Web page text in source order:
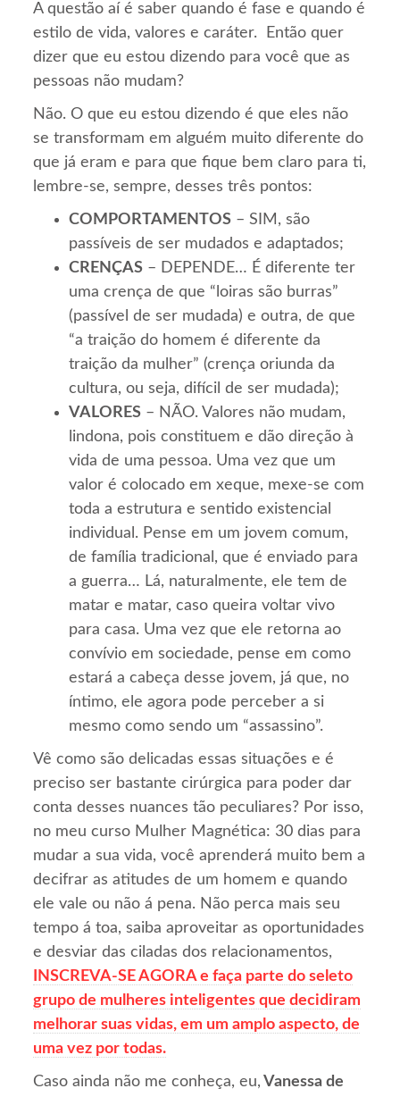
A questão aí é saber quando é fase e quando é
estilo de vida, valores e caráter. Então quer
dizer que eu estou dizendo para você que as
pessoas não mudam?
Não. O que eu estou dizendo é que eles não
se transformam em alguém muito diferente do
que já eram e para que fique bem claro para ti,
lembre-se, sempre, desses três pontos:
COMPORTAMENTOS – SIM, são
passíveis de ser mudados e adaptados;
CRENÇAS – DEPENDE… É diferente ter
uma crença de que “loiras são burras”
(passível de ser mudada) e outra, de que
“a traição do homem é diferente da
traição da mulher” (crença oriunda da
cultura, ou seja, difícil de ser mudada);
VALORES – NÃO. Valores não mudam,
lindona, pois constituem e dão direção à
vida de uma pessoa. Uma vez que um
valor é colocado em xeque, mexe-se com
toda a estrutura e sentido existencial
individual. Pense em um jovem comum,
de família tradicional, que é enviado para
a guerra… Lá, naturalmente, ele tem de
matar e matar, caso queira voltar vivo
para casa. Uma vez que ele retorna ao
convívio em sociedade, pense em como
estará a cabeça desse jovem, já que, no
íntimo, ele agora pode perceber a si
mesmo como sendo um “assassino”.
Vê como são delicadas essas situações e é
preciso ser bastante cirúrgica para poder dar
conta desses nuances tão peculiares? Por isso,
no meu curso Mulher Magnética: 30 dias para
mudar a sua vida, você aprenderá muito bem a
decifrar as atitudes de um homem e quando
ele vale ou não á pena. Não perca mais seu
tempo á toa, saiba aproveitar as oportunidades
e desviar das ciladas dos relacionamentos,
INSCREVA-SE AGORA e faça parte do seleto
grupo de mulheres inteligentes que decidiram
melhorar suas vidas, em um amplo aspecto, de
uma vez por todas.
Caso ainda não me conheça, eu, Vanessa de